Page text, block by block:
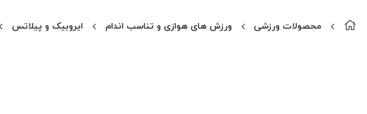
محصولات ورزشی ورزش های هوازی و تناسب اندام ایروبیک و پیلاتس